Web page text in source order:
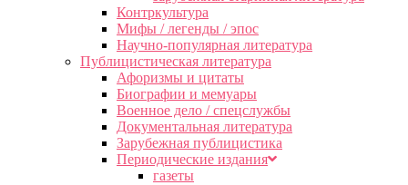
Контркультура
Мифы / легенды / эпос
Научно-популярная литература
Публицистическая литература
Афоризмы и цитаты
Биографии и мемуары
Военное дело / спецслужбы
Документальная литература
Зарубежная публицистика
Периодические издания
газеты